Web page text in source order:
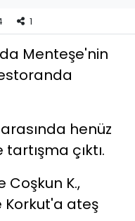
1
Menteşe'nin
henüz
çıktı.
Coşkun K.,
Korkut'a ateş